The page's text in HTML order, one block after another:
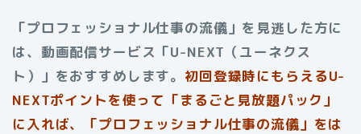
「プロフェッショナル仕事の流儀」を見逃した方に
は、動画配信サービス「U-NEXT（ユーネクス
ト）」をおすすめします。 初回登録時にもらえるU-
NEXTポイントを使って「まるごと見放題パック」
に入れば、「プロフェッショナル仕事の流儀」をは